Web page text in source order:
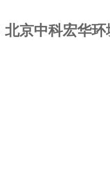
北京中科宏华